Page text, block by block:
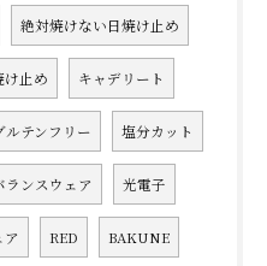
絶対焼けない日焼け止め
け止め キャデリート
ルテンフリー 塩分カット
ランスウェア 光電子
ア RED BAKUNE